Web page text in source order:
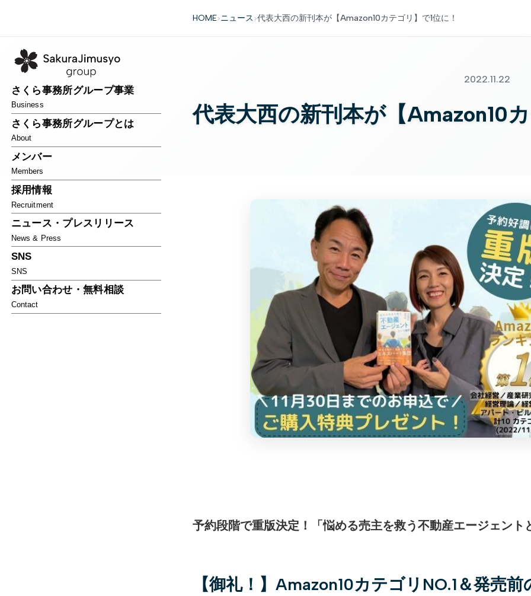
さくら事務所グループ事業
Business
さくら事務所グループとは
About
メンバー
Members
採用情報
Recruitment
ニュース・プレスリリース
News & Press
SNS
SNS
お問い合わせ・無料相談
Contact
HOME>ニュース >代表大西の新刊本が【Amazon10カテゴリ】で1位に！
2022.11.22
代表大西の新刊本が【Amazon10
予約段階で重版決定！「悩める売主を救う不動産エージェント
【御礼！】Amazon10カテゴリNO.1＆発売